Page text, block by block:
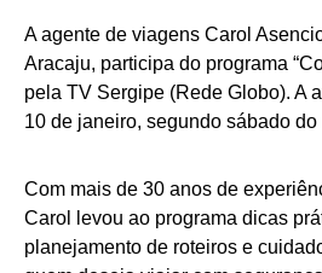
A agente de viagens Carol
Aracaju, participa do programa
pela TV Sergipe (Rede Globo). A
10 de janeiro, segundo sábado do
Com mais de 30 anos de
Carol levou ao programa dicas
planejamento de roteiros e